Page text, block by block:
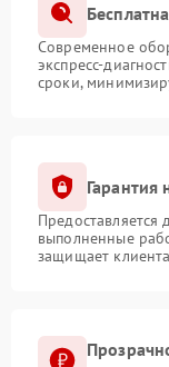
Современное
экспресс-
сроки,
Гарантия
Предоставляется
выполненные
защищает